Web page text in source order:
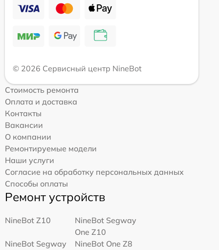
© 2026 Сервисный центр NineBot
Стоимость ремонта
Оплата и доставка
Контакты
Вакансии
О компании
Ремонтируемые модели
Наши услуги
Согласие на обработку персональных данных
Способы оплаты
Ремонт устройств
NineBot Z10
NineBot Segway
One Z10
NineBot Segway
NineBot One Z8